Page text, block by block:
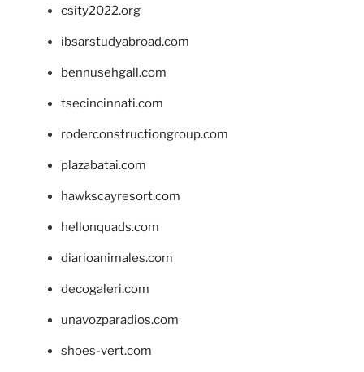
csity2022.org
ibsarstudyabroad.com
bennusehgall.com
tsecincinnati.com
roderconstructiongroup.com
plazabatai.com
hawkscayresort.com
hellonquads.com
diarioanimales.com
decogaleri.com
unavozparadios.com
shoes-vert.com